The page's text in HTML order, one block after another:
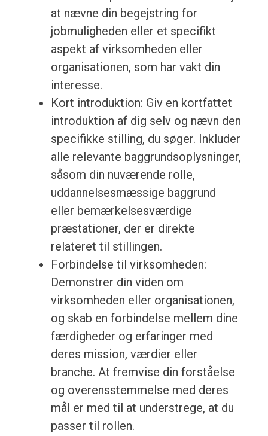
at nævne din begejstring for
jobmuligheden eller et specifikt
aspekt af virksomheden eller
organisationen, som har vakt din
interesse.
Kort introduktion: Giv en kortfattet
introduktion af dig selv og nævn den
specifikke stilling, du søger. Inkluder
alle relevante baggrundsoplysninger,
såsom din nuværende rolle,
uddannelsesmæssige baggrund
eller bemærkelsesværdige
præstationer, der er direkte
relateret til stillingen.
Forbindelse til virksomheden:
Demonstrer din viden om
virksomheden eller organisationen,
og skab en forbindelse mellem dine
færdigheder og erfaringer med
deres mission, værdier eller
branche. At fremvise din forståelse
og overensstemmelse med deres
mål er med til at understrege, at du
passer til rollen.